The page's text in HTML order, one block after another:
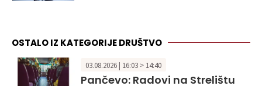
OSTALO IZ KATEGORIJE DRUŠTVO
03.08.2026 | 16:03 > 14:40
Pančevo: Radovi na Strelištu